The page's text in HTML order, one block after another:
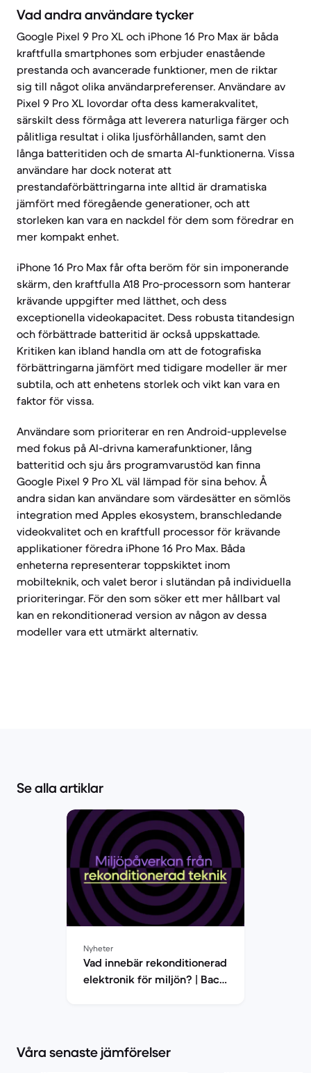
Vad andra användare tycker
Google Pixel 9 Pro XL och iPhone 16 Pro Max är båda
kraftfulla smartphones som erbjuder enastående
prestanda och avancerade funktioner, men de riktar
sig till något olika användarpreferenser. Användare av
Pixel 9 Pro XL lovordar ofta dess kamerakvalitet,
särskilt dess förmåga att leverera naturliga färger och
pålitliga resultat i olika ljusförhållanden, samt den
långa batteritiden och de smarta AI-funktionerna. Vissa
användare har dock noterat att
prestandaförbättringarna inte alltid är dramatiska
jämfört med föregående generationer, och att
storleken kan vara en nackdel för dem som föredrar en
mer kompakt enhet.
iPhone 16 Pro Max får ofta beröm för sin imponerande
skärm, den kraftfulla A18 Pro-processorn som hanterar
krävande uppgifter med lätthet, och dess
exceptionella videokapacitet. Dess robusta titandesign
och förbättrade batteritid är också uppskattade.
Kritiken kan ibland handla om att de fotografiska
förbättringarna jämfört med tidigare modeller är mer
subtila, och att enhetens storlek och vikt kan vara en
faktor för vissa.
Användare som prioriterar en ren Android-upplevelse
med fokus på AI-drivna kamerafunktioner, lång
batteritid och sju års programvarustöd kan finna
Google Pixel 9 Pro XL väl lämpad för sina behov. Å
andra sidan kan användare som värdesätter en sömlös
integration med Apples ekosystem, branschledande
videokvalitet och en kraftfull processor för krävande
applikationer föredra iPhone 16 Pro Max. Båda
enheterna representerar toppskiktet inom
mobilteknik, och valet beror i slutändan på individuella
prioriteringar. För den som söker ett mer hållbart val
kan en rekonditionerad version av någon av dessa
modeller vara ett utmärkt alternativ.
Se alla artiklar
Nyheter
Vad innebär rekonditionerad
elektronik för miljön? | Back
Våra senaste jämförelser